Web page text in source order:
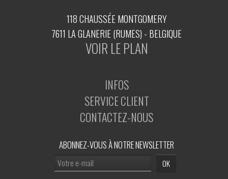
118 CHAUSSÉE MONTGOMERY
7611 LA GLANERIE (RUMES) - BELGIQUE
VOIR LE PLAN
INFOS
SERVICE CLIENT
CONTACTEZ-NOUS
ABONNEZ-VOUS À NOTRE NEWSLETTER
OK